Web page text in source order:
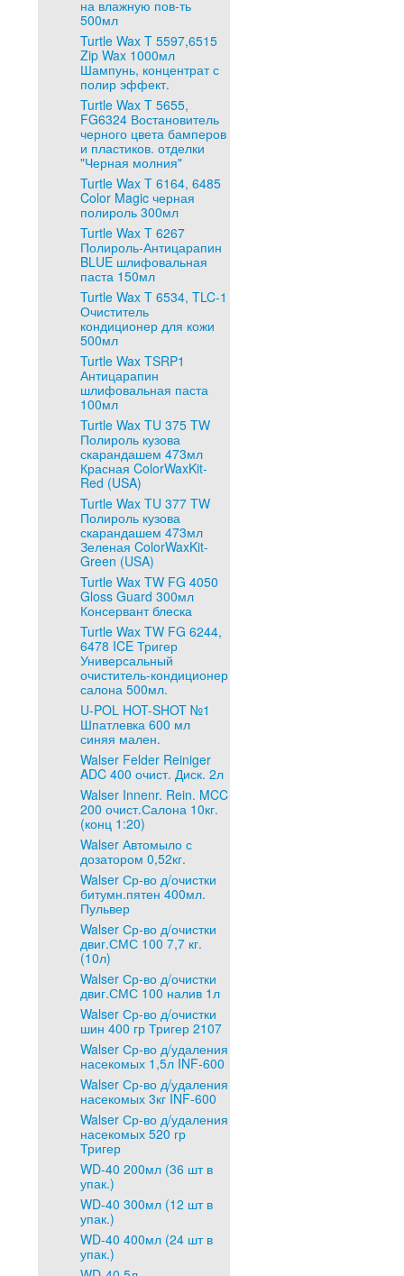
на влажную пов-ть
500мл
Turtle Wax T 5597,6515
Zip Wax 1000мл
Шампунь, концентрат с
полир эффект.
Turtle Wax T 5655,
FG6324 Востановитель
черного цвета бамперов
и пластиков. отделки
"Черная молния"
Turtle Wax T 6164, 6485
Color Magic черная
полироль 300мл
Turtle Wax T 6267
Полироль-Антицарапин
BLUE шлифовальная
паста 150мл
Turtle Wax T 6534, TLC-1
Очиститель
кондиционер для кожи
500мл
Turtle Wax TSRP1
Антицарапин
шлифовальная паста
100мл
Turtle Wax TU 375 TW
Полироль кузова
скарандашем 473мл
Красная ColorWaxKit-
Red (USA)
Turtle Wax TU 377 TW
Полироль кузова
скарандашем 473мл
Зеленая ColorWaxKit-
Green (USA)
Turtle Wax TW FG 4050
Gloss Guard 300мл
Консервант блеска
Turtle Wax TW FG 6244,
6478 ICE Тригер
Универсальный
очиститель-кондиционер
салона 500мл.
U-POL HOT-SHOT №1
Шпатлевка 600 мл
синяя мален.
Walser Felder Reiniger
ADC 400 очист. Диск. 2л
Walser Innenr. Rein. MCC
200 очист.Салона 10кг.
(конц 1:20)
Walser Автомыло с
дозатором 0,52кг.
Walser Ср-во д/очистки
битумн.пятен 400мл.
Пульвер
Walser Ср-во д/очистки
двиг.СМС 100 7,7 кг.
(10л)
Walser Ср-во д/очистки
двиг.СМС 100 налив 1л
Walser Ср-во д/очистки
шин 400 гр Тригер 2107
Walser Ср-во д/удаления
насекомых 1,5л INF-600
Walser Ср-во д/удаления
насекомых 3кг INF-600
Walser Ср-во д/удаления
насекомых 520 гр
Тригер
WD-40 200мл (36 шт в
упак.)
WD-40 300мл (12 шт в
упак.)
WD-40 400мл (24 шт в
упак.)